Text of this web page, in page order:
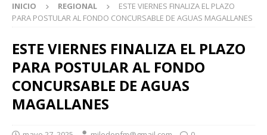
INICIO REGIONAL
ESTE VIERNES FINALIZA EL PLAZO
PARA POSTULAR AL FONDO CONCURSABLE DE AGUAS MAGALLANES
ESTE VIERNES FINALIZA EL PLAZO
PARA POSTULAR AL FONDO
CONCURSABLE DE AGUAS
MAGALLANES